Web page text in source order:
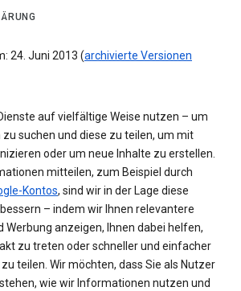
24. Juni 2013 (archivierte Versionen
auf vielfältige Weise nutzen – um
suchen und diese zu teilen, um mit
oder um neue Inhalte zu erstellen.
mitteilen, zum Beispiel durch
Kontos, sind wir in der Lage diese
– indem wir Ihnen relevantere
Werbung anzeigen, Ihnen dabei helfen,
zu treten oder schneller und einfacher
teilen. Wir möchten, dass Sie als Nutzer
wie wir Informationen nutzen und